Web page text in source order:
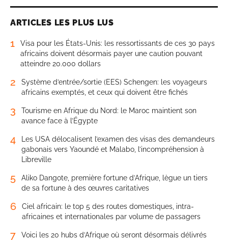
ARTICLES LES PLUS LUS
1
Visa pour les États-Unis: les ressortissants de ces 30 pays
africains doivent désormais payer une caution pouvant
atteindre 20.000 dollars
2
Système d’entrée/sortie (EES) Schengen: les voyageurs
africains exemptés, et ceux qui doivent être fichés
3
Tourisme en Afrique du Nord: le Maroc maintient son
avance face à l’Égypte
4
Les USA délocalisent l’examen des visas des demandeurs
gabonais vers Yaoundé et Malabo, l’incompréhension à
Libreville
5
Aliko Dangote, première fortune d’Afrique, lègue un tiers
de sa fortune à des œuvres caritatives
6
Ciel africain: le top 5 des routes domestiques, intra-
africaines et internationales par volume de passagers
7
Voici les 20 hubs d’Afrique où seront désormais délivrés